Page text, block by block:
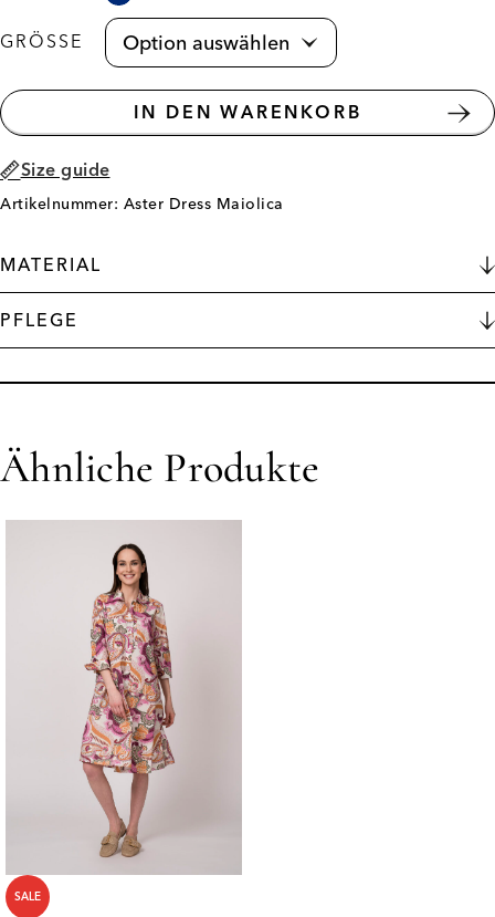
GRÖSSE
IN DEN WARENKORB
Size guide
Artikelnummer: Aster Dress Maiolica
MATERIAL
PFLEGE
Ähnliche Produkte
SALE